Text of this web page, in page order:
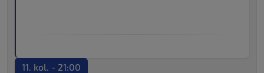
11. kol. - 21:00